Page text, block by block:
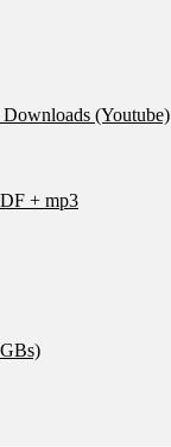
(Youtube)
+ mp3